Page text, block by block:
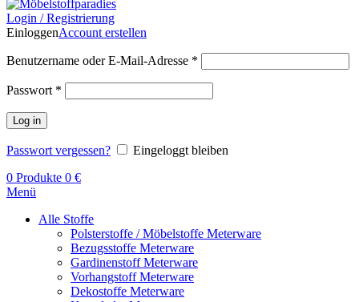
Login / Registrierung
EinloggenAccount erstellen
Benutzername oder E-Mail-Adresse *
Passwort *
Log in
Passwort vergessen?
Eingeloggt bleiben
0 Produkte 0 €
Menü
Alle Stoffe
Polsterstoffe / Möbelstoffe Meterware
Bezugsstoffe Meterware
Gardinenstoff Meterware
Vorhangstoff Meterware
Dekostoffe Meterware